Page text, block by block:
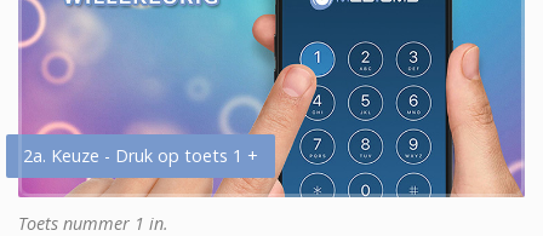
2a. Keuze - Druk op toets 1 +
Toets nummer 1 in.